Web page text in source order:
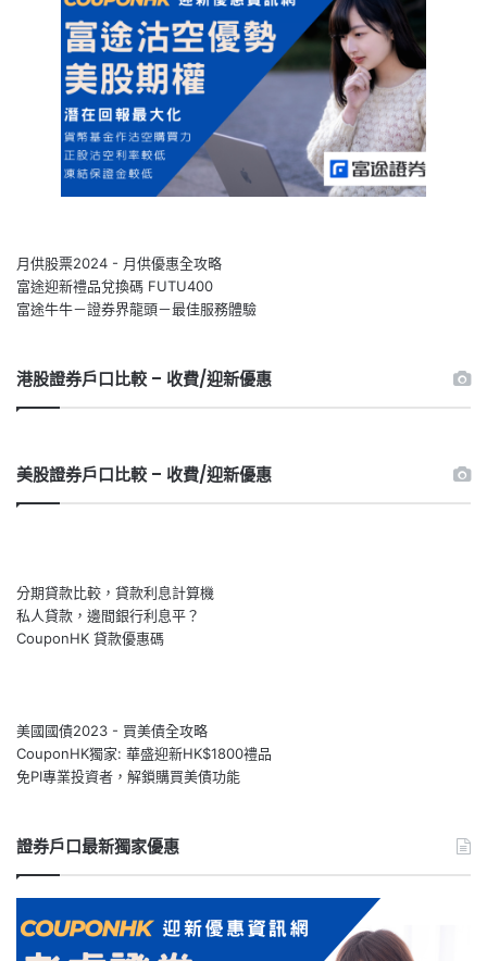
月供股票2024 - 月供優惠全攻略
富途迎新禮品兌換碼 FUTU400
富途牛牛－證券界龍頭－最佳服務體驗
港股證券戶口比較 – 收費/迎新優惠
美股證券戶口比較 – 收費/迎新優惠
分期貸款比較，貸款利息計算機
私人貸款，邊間銀行利息平？
CouponHK 貸款優惠碼
美國國債2023 - 買美債全攻略
CouponHK獨家: 華盛迎新HK$1800禮品
免PI專業投資者，解鎖購買美債功能
證券戶口最新獨家優惠
微
牛